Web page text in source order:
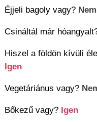
Éjjeli bagoly vagy? Nem
Csináltál már
Hiszel a földön kívüli
Igen
Vegetáriánus vagy?
Bőkezű vagy? Igen